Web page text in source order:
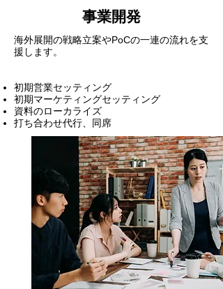
事業開発
​海外展開の戦略立案やPoCの一連の流れを支
援します。
初期営業セッティング
初期マーケティングセッティング
​資料のローカライズ
打ち合わせ代行、同席